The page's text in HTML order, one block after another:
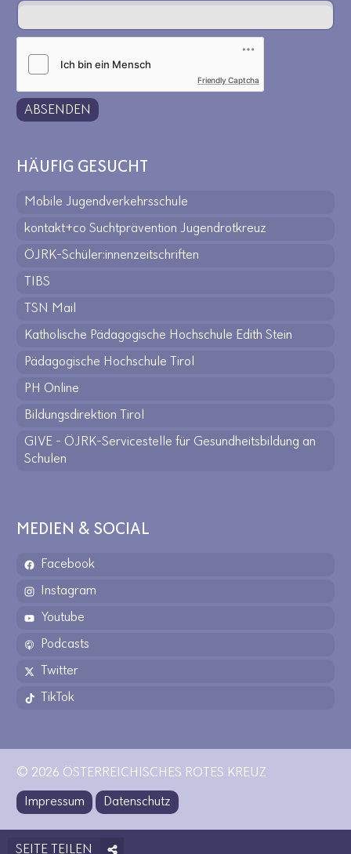
Friendly Captcha
ABSENDEN
HÄUFIG GESUCHT
Mobile Jugendverkehrsschule
kontakt+co Suchtprävention Jugendrotkreuz
ÖJRK-Schüler:innenzeitschriften
TIBS
TSN Mail
Katholische Pädagogische Hochschule Edith Stein
Pädagogische Hochschule Tirol
PH Online
Bildungsdirektion Tirol
GIVE - ÖJRK-Servicestelle für Gesundheitsbildung an
Schulen
MEDIEN & SOCIAL
Facebook
Instagram
Youtube
Podcasts
Twitter
TikTok
© 2026 ÖSTERREICHISCHES ROTES KREUZ
Impressum
Datenschutz
SEITE TEILEN